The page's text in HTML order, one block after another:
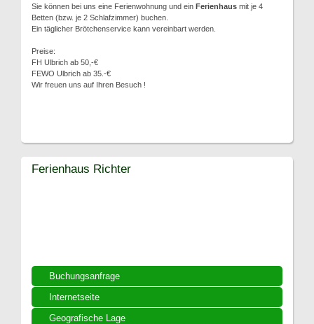
Sie können bei uns eine Ferienwohnung und ein Ferienhaus mit je 4
Betten (bzw. je 2 Schlafzimmer) buchen.
Ein täglicher Brötchenservice kann vereinbart werden.
Preise:
FH Ulbrich ab 50,-€
FEWO Ulbrich ab 35.-€
Wir freuen uns auf Ihren Besuch !
Buchungsanfrage
Internetseite
Geografische Lage
Ferienhaus Richter